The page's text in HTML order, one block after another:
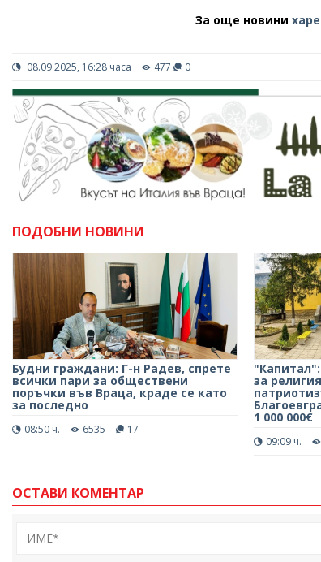
За още новини
08.09.2025, 16:28 часа 477 0
ПОДОБНИ НОВИНИ
Будни граждани: Г-н Радев, спрете
всички пари за обществени
поръчки във Враца, краде се като
за последно
08:50 ч. 6535 17
за
1 000 000€
09:09 ч.
ОСТАВИ КОМЕНТАР